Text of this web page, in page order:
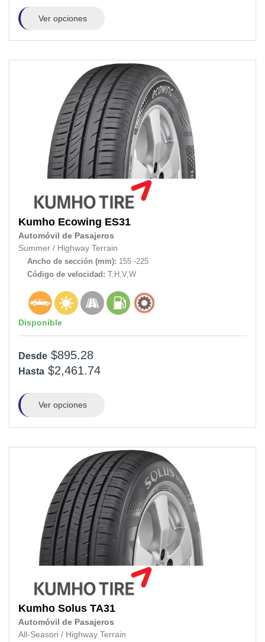
Ver opciones
Kumho Ecowing ES31
Automóvil de Pasajeros
Summer / Highway Terrain
Ancho de sección (mm): 155 -225
Código de velocidad: T,H,V,W
Disponible
Desde $895.28
Hasta $2,461.74
Ver opciones
Kumho Solus TA31
Automóvil de Pasajeros
All-Season / Highway Terrain